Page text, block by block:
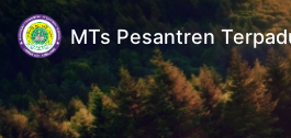
MTs Pesantren